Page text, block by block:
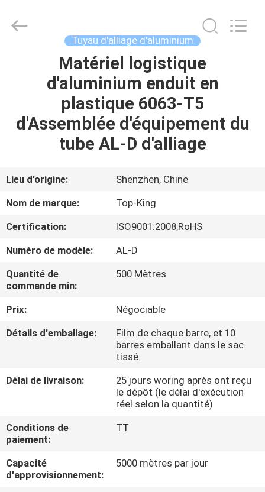
MAISON
PRODUITS
À
PROPOS
DE
VISITE
L'USINE
DE
CONTACTER
Jingji
Technology
Tuyau d'alliage d'aluminium
Matériel logistique
d'aluminium enduit en
plastique 6063-T5
d'Assemblée d'équipement du
tube AL-D d'alliage
Lieu d'origine:
Shenzhen, Chine
Nom de marque:
Top-King
Certification:
ISO9001:2008;RoHS
Numéro de modèle:
AL-D
Quantité de
commande min:
500 Mètres
Prix:
Négociable
Détails d'emballage:
Film de chaque barre, et 10
barres emballant dans le sac
tissé.
Délai de livraison:
25 jours woring après ont reçu
le dépôt (le délai d'exécution
réel selon la quantité)
Conditions de
paiement:
TT
Capacité
d'approvisionnement:
5000 mètres par jour